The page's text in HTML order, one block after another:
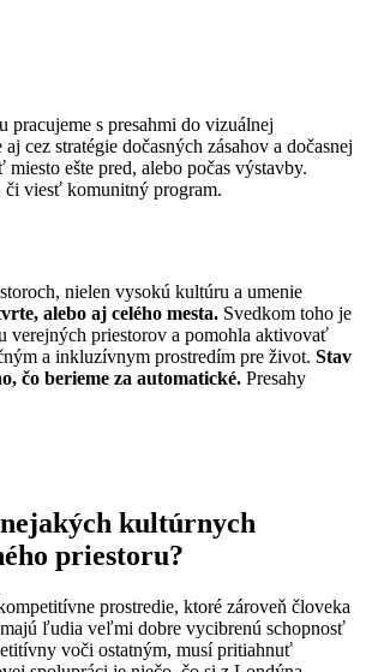
pracujeme s presahmi do vizuálnej
cez stratégie dočasných zásahov a dočasnej
ešte pred, alebo počas výstavby.
či viesť komunitný program.
nielen vysokú kultúru a umenie
alebo aj celého mesta. Svedkom toho je
verejných priestorov a pomohla aktivovať
a inkluzívnym prostredím pre život. Stav
čo berieme za automatické. Presahy
kultúrnych
priestoru?
prostredie, ktoré zároveň človeka
ľudia veľmi dobre vycibrenú schopnosť
voči ostatným, musí pritiahnuť